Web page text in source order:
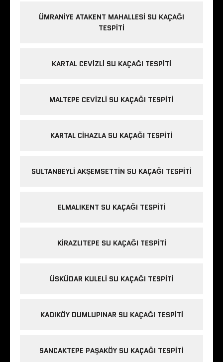
ÜMRANIYE ATAKENT MAHALLESI SU KAÇAĞI
TESPITI
KARTAL CEVIZLI SU KAÇAĞI TESPITI
MALTEPE CEVIZLI SU KAÇAĞI TESPITI
KARTAL CIHAZLA SU KAÇAĞI TESPITI
SULTANBEYLI AKŞEMSETTIN SU KAÇAĞI TESPITI
ELMALIKENT SU KAÇAĞI TESPITI
KIRAZLITEPE SU KAÇAĞI TESPITI
ÜSKÜDAR KULELI SU KAÇAĞI TESPITI
KADIKÖY DUMLUPINAR SU KAÇAĞI TESPITI
SANCAKTEPE PAŞAKÖY SU KAÇAĞI TESPITI